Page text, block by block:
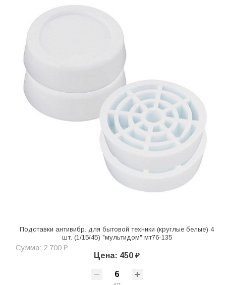
Подставки антивибр. для бытовой техники (круглые белые) 4
шт. (1/15/45) "мультидом" мт76-135
Сумма: 2 700 ₽
Цена: 450 ₽